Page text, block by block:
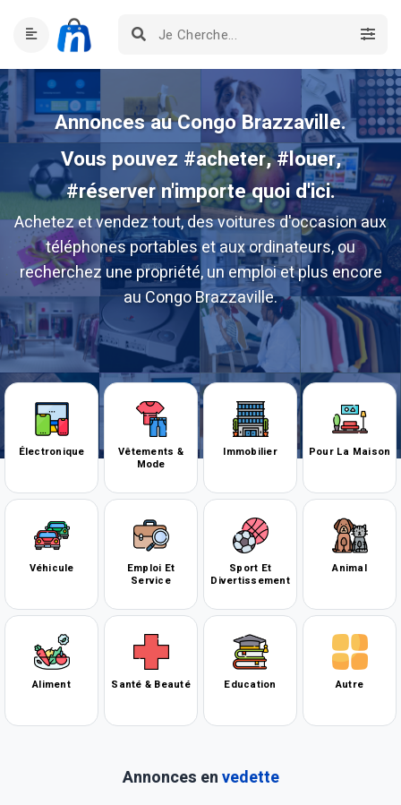
Annonces au Congo Brazzaville.
Vous pouvez #acheter, #louer,
#réserver n'importe quoi d'ici.
Achetez et vendez tout, des voitures d'occasion aux
téléphones portables et aux ordinateurs, ou
recherchez une propriété, un emploi et plus encore
au Congo Brazzaville.
Électronique
Vêtements &
Mode
Immobilier Pour La Maison
Véhicule
Emploi Et
Service
Sport Et
Divertissement
Animal
Aliment Santé & Beauté Education Autre
Annonces envedette